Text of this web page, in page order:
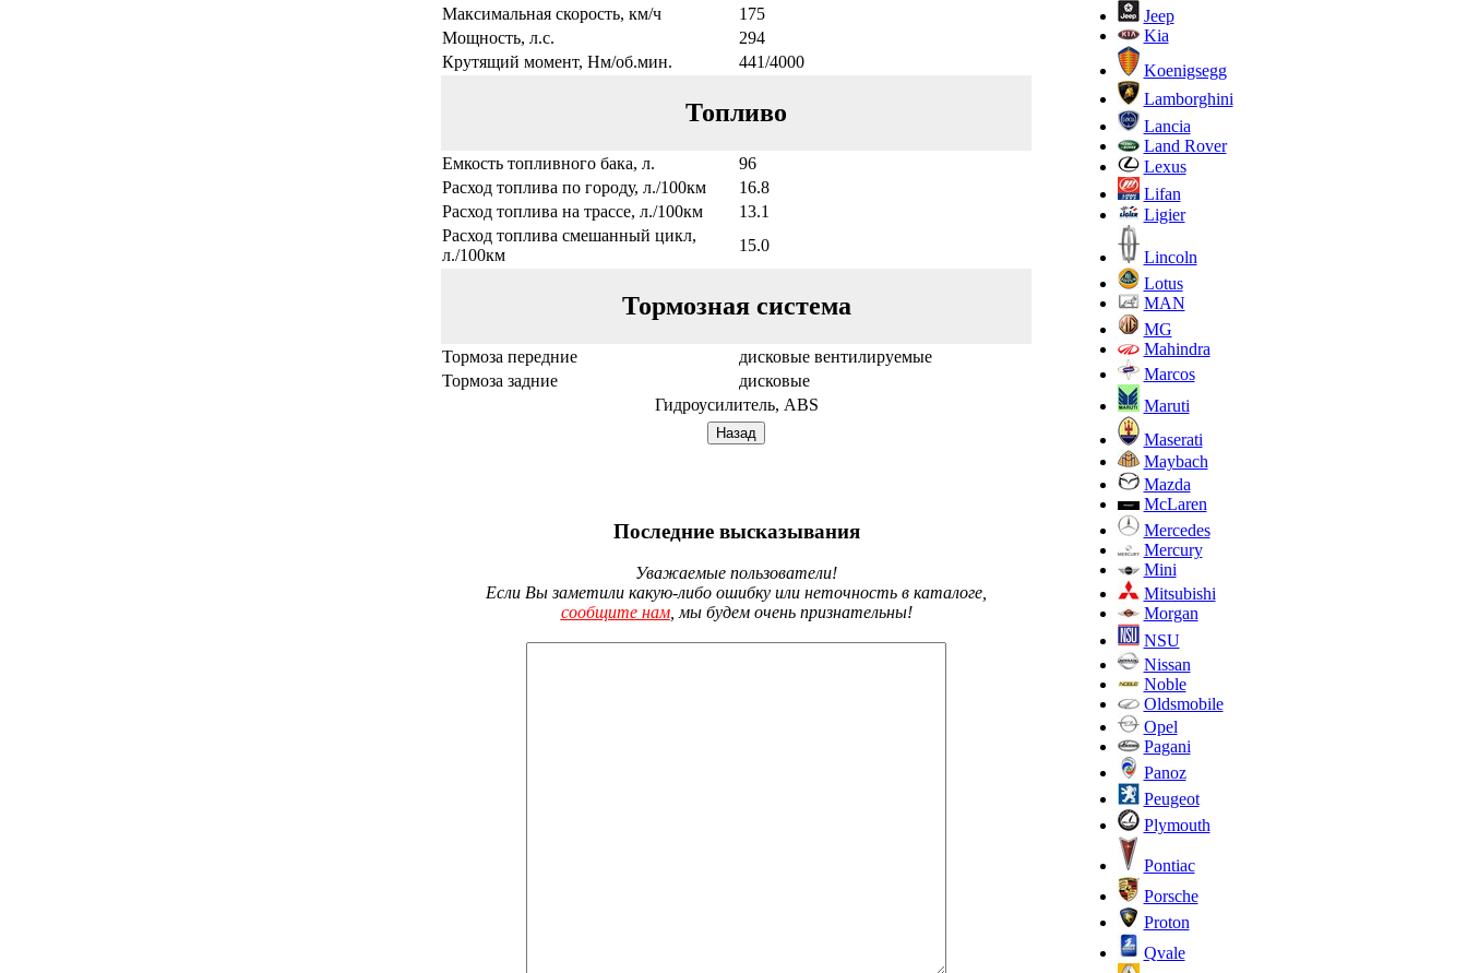
Максимальная скорость, км/ч
175
Мощность, л.с.
294
Крутящий момент, Нм/об.мин.
441/4000
Топливо
Емкость топливного бака, л.
96
Расход топлива по городу, л./100км
16.8
Расход топлива на трассе, л./100км
13.1
Расход топлива смешанный цикл,
л./100км
15.0
Тормозная система
Тормоза передние
дисковые вентилируемые
Тормоза задние
дисковые
Гидроусилитель, ABS
Последние высказывания
Уважаемые пользователи!
Если Вы заметили какую-либо ошибку или неточность в каталоге,
сообщите нам, мы будем очень признательны!
Jeep
Kia
Koenigsegg
Lamborghini
Lancia
Land Rover
Lexus
Lifan
Ligier
Lincoln
Lotus
MAN
MG
Mahindra
Marcos
Maruti
Maserati
Maybach
Mazda
McLaren
Mercedes
Mercury
Mini
Mitsubishi
Morgan
NSU
Nissan
Noble
Oldsmobile
Opel
Pagani
Panoz
Peugeot
Plymouth
Pontiac
Porsche
Proton
Qvale